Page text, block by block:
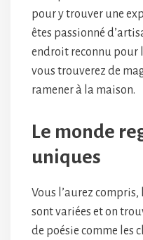
pour y trouver une
êtes passionné
endroit reconnu pour
vous trouverez de
ramener à la maison.
Le monde
uniques
Vous l’aurez
sont variées et on
de poésie comme les